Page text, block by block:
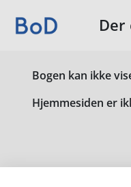
Der
Bogen kan ikke
Hjemmesiden er